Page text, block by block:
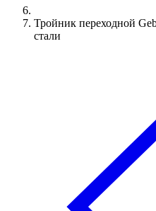
Тройник переходной
стали